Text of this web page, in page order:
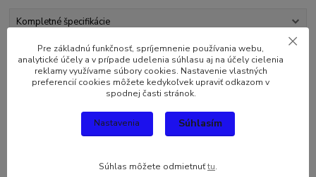
Kompletné špecifikácie
Komentáre 0
Kompletné špecifikácie
Originálny a vtipný darček pre každého. Darujte toto originálne
tričko Slovák nieje kaktus musí piť sebe alebo svojmu blízkemu.
Pre základnú funkčnosť, spríjemnenie používania webu,
analytické účely a v prípade udelenia súhlasu aj na účely cielenia
reklamy využívame súbory cookies. Nastavenie vlastných
preferencií cookies môžete kedykoľvek upraviť odkazom v
spodnej časti stránok.
Nastavenia Súhlasím
Súhlas môžete odmietnuťtu.